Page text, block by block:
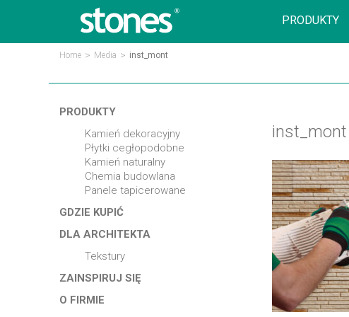
PRODUKTY
Home > Media > inst_mont
PRODUKTY
kamień dekoracyjny
płytki cegłopodobne
kamień naturalny
chemia budowlana
panele tapicerowane
GDZIE KUPIĆ
DLA ARCHITEKTA
tekstury
ZAINSPIRUJ SIĘ
O FIRMIE
inst_mont